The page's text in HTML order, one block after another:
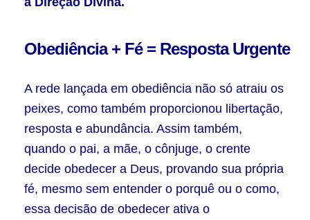
Obediência + Fé = Resposta Urgente
A rede lançada em obediência não só atraiu os
peixes, como também proporcionou libertação,
resposta e abundância. Assim também,
quando o pai, a mãe, o cônjuge, o crente
decide obedecer a Deus, provando sua própria
fé, mesmo sem entender o porquê ou o como,
essa decisão de obedecer ativa o